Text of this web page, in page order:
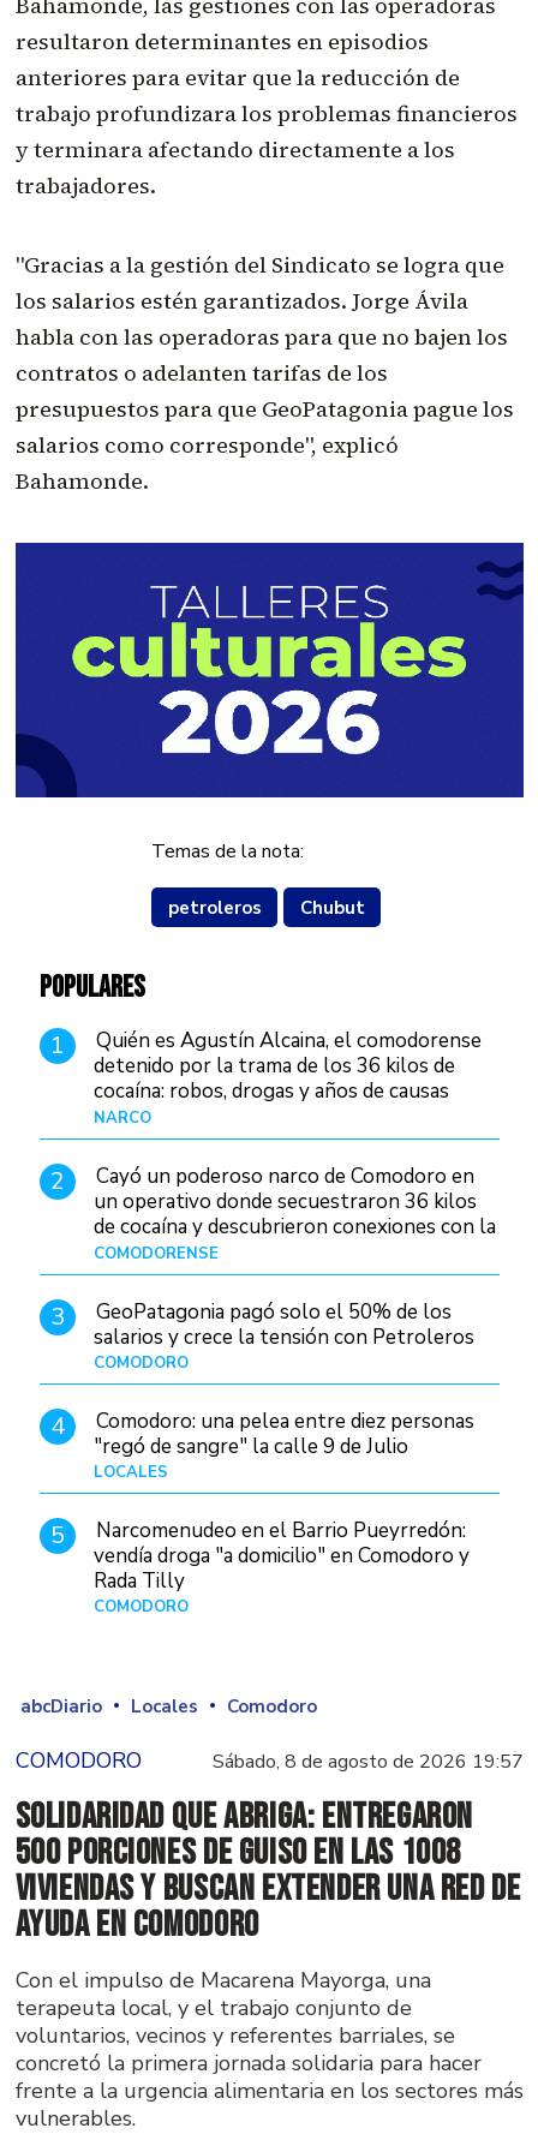
resultaron determinantes en episodios
anteriores para evitar que la reducción de
trabajo profundizara los problemas financieros
y terminara afectando directamente a los
trabajadores.
"Gracias a la gestión del Sindicato se logra que
los salarios estén garantizados. Jorge Ávila
habla con las operadoras para que no bajen los
contratos o adelanten tarifas de los
presupuestos para que GeoPatagonia pague los
salarios como corresponde", explicó
Bahamonde.
Temas de la nota:
petroleros Chubut
POPULARES
1
Quién es Agustín Alcaina, el comodorense
detenido por la trama de los 36 kilos de
cocaína: robos, drogas y años de causas
judiciales
NARCO
2
Cayó un poderoso narco de Comodoro en
un operativo donde secuestraron 36 kilos
de cocaína y descubrieron conexiones con la
Patagonia
COMODORENSE
3
GeoPatagonia pagó solo el 50% de los
salarios y crece la tensión con Petroleros
COMODORO
4
Comodoro: una pelea entre diez personas
"regó de sangre" la calle 9 de Julio
LOCALES
5
Narcomenudeo en el Barrio Pueyrredón:
vendía droga "a domicilio" en Comodoro y
Rada Tilly
COMODORO
abcDiario Locales Comodoro
COMODORO Sábado, 8 de agosto de 2026 19:57
Solidaridad que abriga: Entregaron
500 porciones de guiso en las 1008
Viviendas y buscan extender una red de
ayuda en Comodoro
Con el impulso de Macarena Mayorga, una
terapeuta local, y el trabajo conjunto de
voluntarios, vecinos y referentes barriales, se
concretó la primera jornada solidaria para hacer
frente a la urgencia alimentaria en los sectores más
vulnerables.